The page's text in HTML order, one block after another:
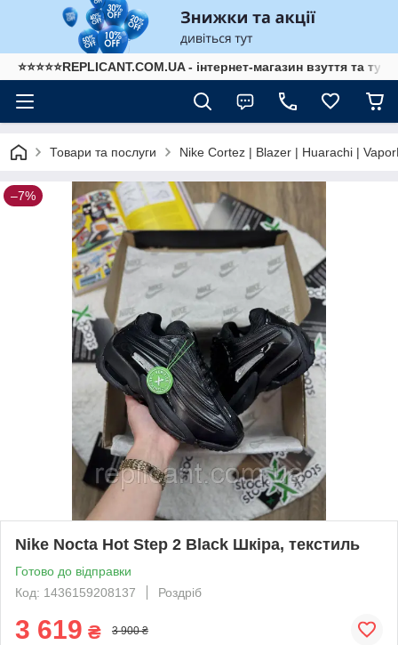
⭐⭐⭐⭐⭐REPLICANT.COM.UA - інтернет-магазин взуття та
Товари та послуги Nike Cortez | Blazer | Huarachi |
–7%
Nike Nocta Hot Step 2 Black Шкіра, текстиль
Готово до відправки
Код: 1436159208137
Роздріб
3 619 ₴ 3 900 ₴